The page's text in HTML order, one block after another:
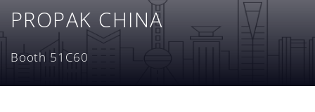
PROPAK CHINA
Booth 51C60